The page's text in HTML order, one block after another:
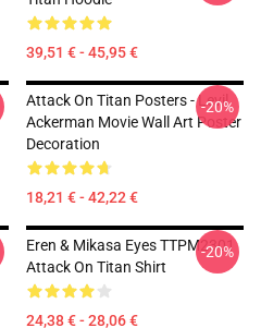
39,51 € - 45,95 €
Attack On Titan Posters - Levil
Ackerman Movie Wall Art Poster
Decoration
18,21 € - 42,22 €
-20%
Eren & Mikasa Eyes TTPM2301
Attack On Titan Shirt
24,38 € - 28,06 €
-20%